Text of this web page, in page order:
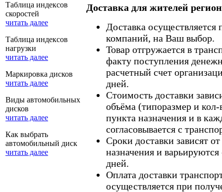
Таблица индексов
скоростей
читать далее
Таблица индексов
нагрузки
читать далее
Маркировка дисков
читать далее
Виды автомобильных
дисков
читать далее
Как выбрать
автомобильный диск
читать далее
Доставка для жителей
Доставка
компаний, на Ваш выбор.
Товар отгружается в
факту поступления
расчетный счет
дней.
Стоимость доставки
объёма (типоразмер и кол-
пункта назначения и в
согласовывается с
Сроки доставки зависят
назначения и
дней.
Оплата доставки
осуществляется при